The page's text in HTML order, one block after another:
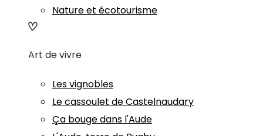
Nature et écotourisme
Art de vivre
Les vignobles
Le cassoulet de Castelnaudary
Ça bouge dans l'Aude